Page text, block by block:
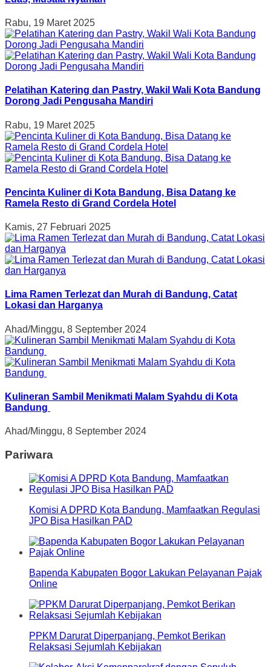
Rabu, 19 Maret 2025
Pelatihan Katering dan Pastry, Wakil Wali Kota Bandung
Dorong Jadi Pengusaha Mandiri
Rabu, 19 Maret 2025
Pencinta Kuliner di Kota Bandung, Bisa Datang ke
Ramela Resto di Grand Cordela Hotel
Kamis, 27 Februari 2025
Lima Ramen Terlezat dan Murah di Bandung, Catat
Lokasi dan Harganya
Ahad/Minggu, 8 September 2024
Kulineran Sambil Menikmati Malam Syahdu di Kota
Bandung
Ahad/Minggu, 8 September 2024
Pariwara
Komisi A DPRD Kota Bandung, Mamfaatkan Regulasi
JPO Bisa Hasilkan PAD
Bapenda Kabupaten Bogor Lakukan Pelayanan Pajak
Online
PPKM Darurat Diperpanjang, Pemkot Berikan
Relaksasi Sejumlah Kebijakan